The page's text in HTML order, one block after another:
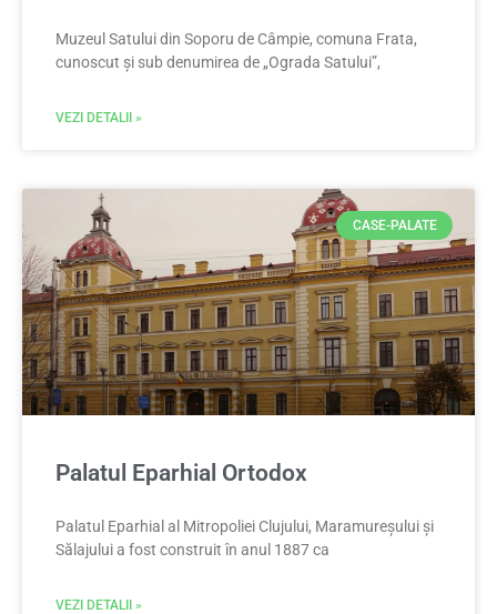
Muzeul Satului din Soporu de Câmpie, comuna Frata,
cunoscut și sub denumirea de „Ograda Satului”,
VEZI DETALII »
CASE-PALATE
Palatul Eparhial Ortodox
Palatul Eparhial al Mitropoliei Clujului, Maramureșului și
Sălajului a fost construit în anul 1887 ca
VEZI DETALII »